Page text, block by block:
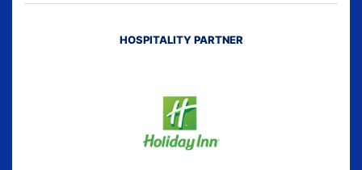
HOSPITALITY PARTNER